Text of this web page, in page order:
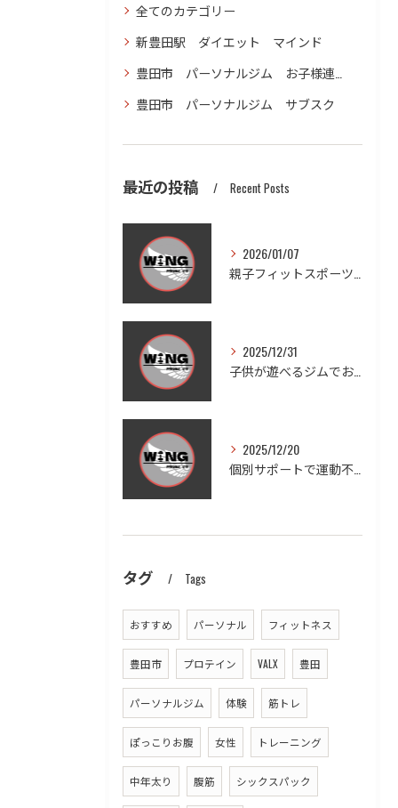
全てのカテゴリー
新豊田駅 ダイエット マインド
豊田市 パーソナルジム お子様連れ ダイエット
豊田市 パーソナルジム サブスク
最近の投稿 Recent Posts
2026/01/07
2025/12/31
2025/12/20
タグ Tags
おすすめ パーソナル フィットネス
豊田市 プロテイン VALX 豊田
パーソナルジム 体験 筋トレ
ぽっこりお腹 女性 トレーニング
中年太り 腹筋 シックスパック